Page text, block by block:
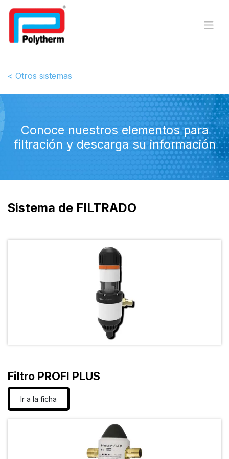
< Otros sistemas
Conoce nuestros elementos para
filtración y descarga su información
Sistema de FILTRADO
Filtro PROFI PLUS
Ir a la ficha